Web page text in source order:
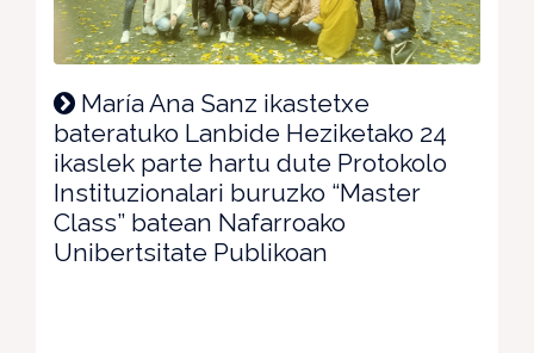
María Ana Sanz ikastetxe
bateratuko Lanbide Heziketako 24
ikaslek parte hartu dute Protokolo
Instituzionalari buruzko “Master
Class” batean Nafarroako
Unibertsitate Publikoan